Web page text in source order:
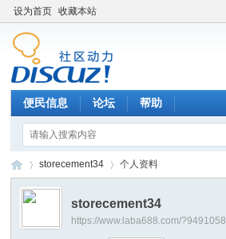
设为首页 收藏本站
便民信息 论坛 帮助
›
storecement34 个人资料
storecement34
https://www.laba688.com/?9491058